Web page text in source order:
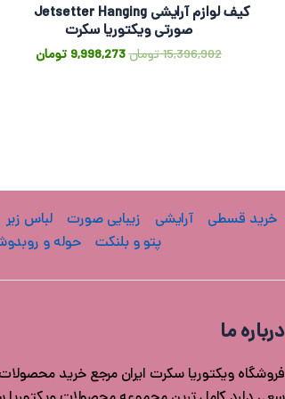
کیف لوازم آرایشی Jetsetter Hanging
صورتی ویکتوریا سکرت
15,396,902تومان9,998,273 تومان
خرید قسطی آرایشی زیبایی صورت لباس زیر
پتو و بلنکت
حوله و
درباره ما